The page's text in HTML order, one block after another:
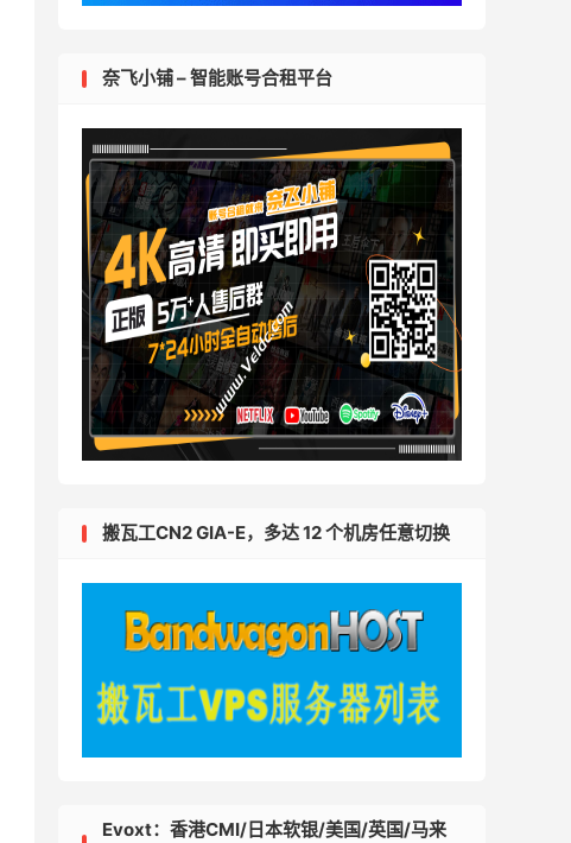
奈飞小铺 – 智能账号合租平台
搬瓦工CN2 GIA-E，多达 12 个机房任意切换
Evoxt：香港CMI/日本软银/美国/英国/马来